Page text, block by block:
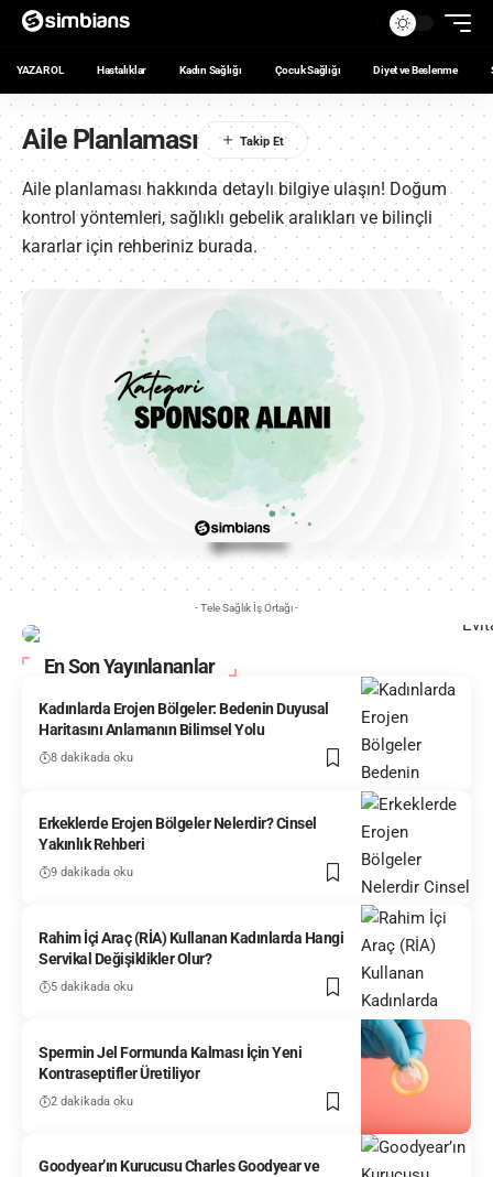
YAZAR OL Hastalıklar Kadın Sağlığı Çocuk Sağlığı Diyet ve Beslenme
Aile Planlaması
Aile planlaması hakkında detaylı bilgiye ulaşın! Doğum
kontrol yöntemleri, sağlıklı gebelik aralıkları ve bilinçli
kararlar için rehberiniz burada.
- Tele Sağlık İş Ortağı -
En Son Yayınlananlar
Kadınlarda Erojen Bölgeler: Bedenin Duyusal
Haritasını Anlamanın Bilimsel Yolu
8 dakikada oku
Erkeklerde Erojen Bölgeler Nelerdir? Cinsel
Yakınlık Rehberi
9 dakikada oku
Rahim İçi Araç (RİA) Kullanan Kadınlarda Hangi
Servikal Değişiklikler Olur?
5 dakikada oku
Spermin Jel Formunda Kalması İçin Yeni
Kontraseptifler Üretiliyor
2 dakikada oku
Goodyear’ın Kurucusu Charles Goodyear ve